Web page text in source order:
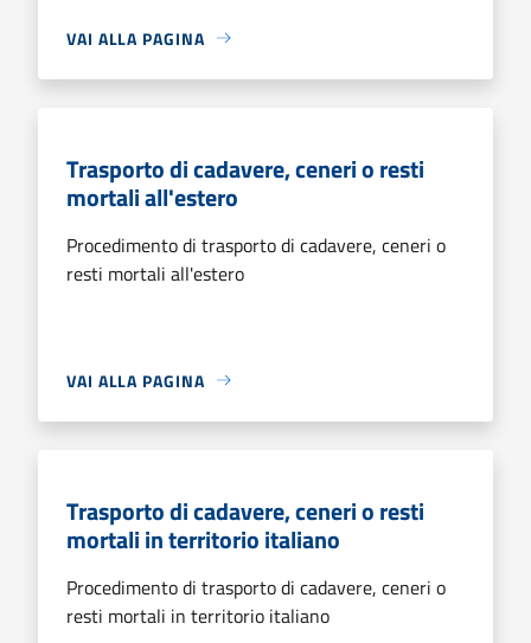
VAI ALLA PAGINA
Trasporto di cadavere, ceneri o resti
mortali all'estero
Procedimento di trasporto di cadavere, ceneri o
resti mortali all'estero
VAI ALLA PAGINA
Trasporto di cadavere, ceneri o resti
mortali in territorio italiano
Procedimento di trasporto di cadavere, ceneri o
resti mortali in territorio italiano